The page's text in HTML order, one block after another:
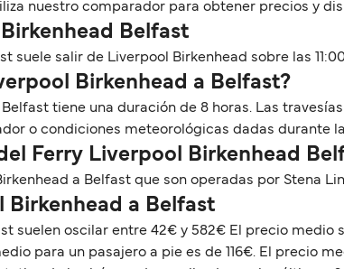
nuestro comparador para obtener precios y
Belfast
suele salir de Liverpool Birkenhead sobre las
Birkenhead a Belfast?
tiene una duración de 8 horas. Las
o condiciones meteorológicas dadas durante
Ferry Liverpool Birkenhead
a Belfast que son operadas por Stena
Birkenhead a Belfast
suelen oscilar entre 42€ y 582€ El precio
para un pasajero a pie es de 116€. El precio